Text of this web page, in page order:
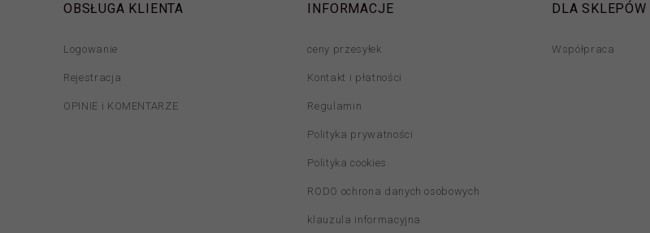
OBSŁUGA KLIENTA
Logowanie
Rejestracja
OPINIE i KOMENTARZE
INFORMACJE
ceny przesyłek
Kontakt i płatności
Regulamin
Polityka prywatności
Polityka cookies
RODO ochrona danych osobowych
klauzula informacyjna
DLA SKLEPÓW
Współpraca